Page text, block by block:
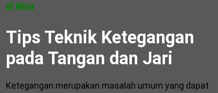
di Wina
Tips Teknik Ketegangan
pada Tangan dan Jari
Ketegangan merupakan masalah umum yang dapat